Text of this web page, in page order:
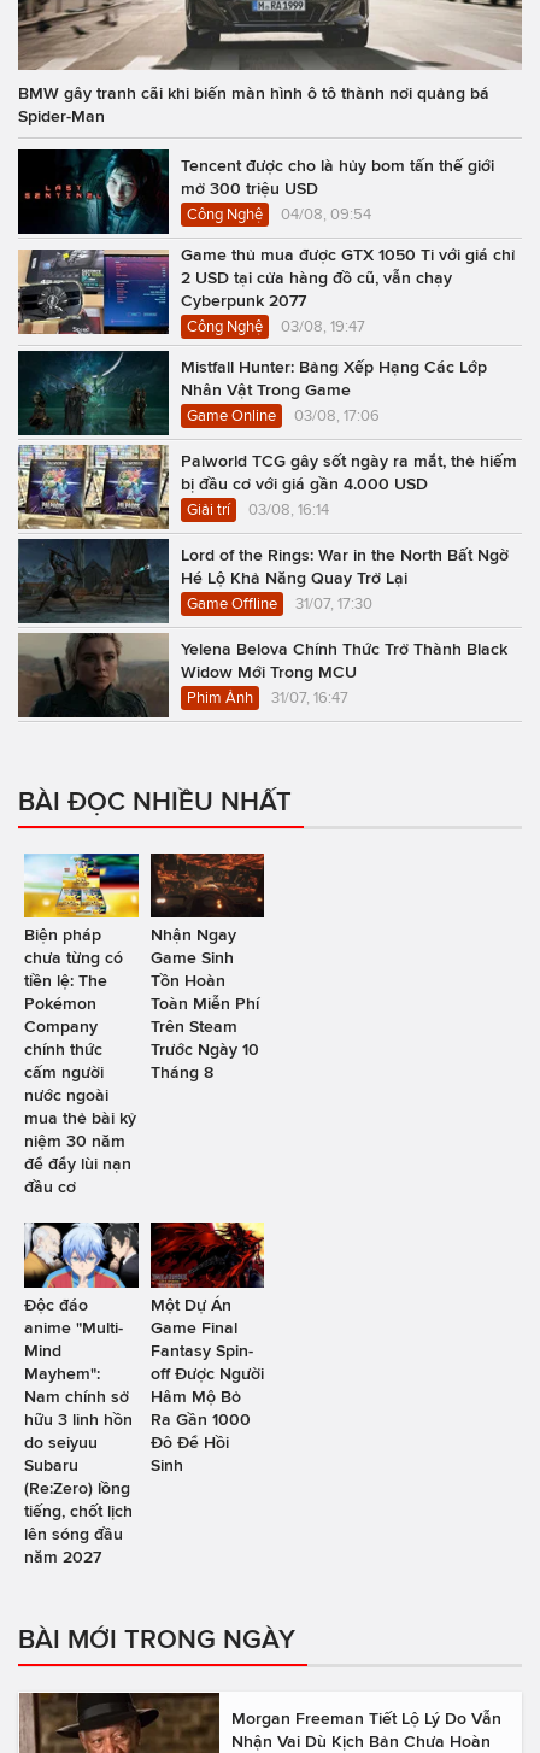
BMW gây tranh cãi khi biến màn hình ô tô thành nơi quảng bá
Spider-Man
Tencent được cho là hủy bom tấn thế giới
mở 300 triệu USD
Công Nghệ 04/08, 09:54
Game thủ mua được GTX 1050 Ti với giá chỉ
2 USD tại cửa hàng đồ cũ, vẫn chạy
Cyberpunk 2077
Công Nghệ 03/08, 19:47
Mistfall Hunter: Bảng Xếp Hạng Các Lớp
Nhân Vật Trong Game
Game Online 03/08, 17:06
Palworld TCG gây sốt ngày ra mắt, thẻ hiếm
bị đầu cơ với giá gần 4.000 USD
Giải trí 03/08, 16:14
Lord of the Rings: War in the North Bất Ngờ
Hé Lộ Khả Năng Quay Trở Lại
Game Offline 31/07, 17:30
Yelena Belova Chính Thức Trở Thành Black
Widow Mới Trong MCU
Phim Ảnh 31/07, 16:47
BÀI ĐỌC NHIỀU NHẤT
Biện pháp
chưa từng có
tiền lệ: The
Pokémon
Company
chính thức
cấm người
nước ngoài
mua thẻ bài kỷ
niệm 30 năm
để đẩy lùi nạn
đầu cơ
Nhận Ngay
Game Sinh
Tồn Hoàn
Toàn Miễn Phí
Trên Steam
Trước Ngày 10
Tháng 8
Độc đáo
anime "Multi-
Mind
Mayhem":
Nam chính sở
hữu 3 linh hồn
do seiyuu
Subaru
(Re:Zero) lồng
tiếng, chốt lịch
lên sóng đầu
năm 2027
Một Dự Án
Game Final
Fantasy Spin-
off Được Người
Hâm Mộ Bỏ
Ra Gần 1000
Đô Để Hồi
Sinh
BÀI MỚI TRONG NGÀY
Morgan Freeman Tiết Lộ Lý Do Vẫn
Nhận Vai Dù Kịch Bản Chưa Hoàn